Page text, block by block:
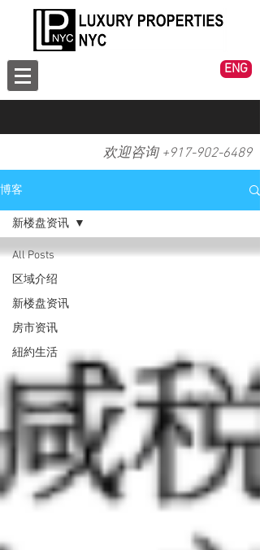
ENG
欢迎咨询 +917-902-6489
博客
All Posts
区域介绍
新楼盘资讯
房市资讯
紐約生活
新楼盘资讯